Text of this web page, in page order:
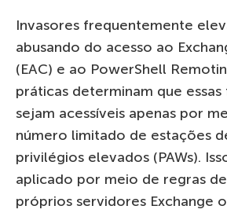
Invasores frequentemente
abusando do acesso ao
(EAC) e ao PowerShell
práticas determinam que
sejam acessíveis apenas por
número limitado de estações
privilégios elevados (PAWs).
aplicado por meio de regras
próprios servidores Exchange